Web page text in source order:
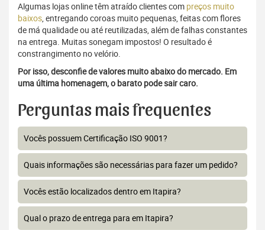
Algumas lojas online têm atraído clientes com preços muito
baixos, entregando coroas muito pequenas, feitas com flores
de má qualidade ou até reutilizadas, além de falhas constantes
na entrega. Muitas sonegam impostos! O resultado é
constrangimento no velório.
Por isso, desconfie de valores muito abaixo do mercado. Em
uma última homenagem, o barato pode sair caro.
Perguntas mais frequentes
Vocês possuem Certificação ISO 9001?
Quais informações são necessárias para fazer um pedido?
Vocês estão localizados dentro em Itapira?
Qual o prazo de entrega para em Itapira?